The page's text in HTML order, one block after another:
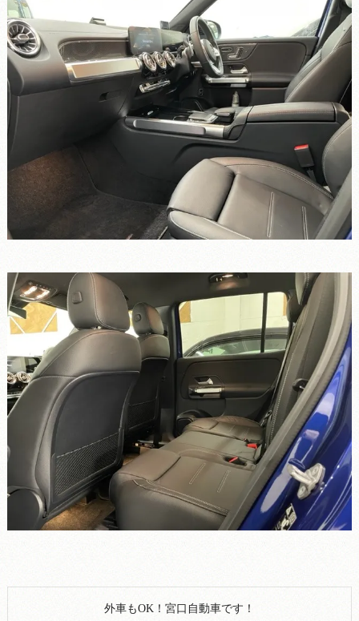
外車もOK！宮口自動車です！